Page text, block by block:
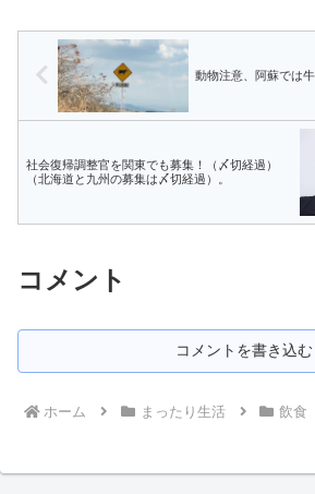
動物注意、阿蘇では牛
社会復帰調整官を関東でも募集！（〆切経過）
（北海道と九州の募集は〆切経過）。
コメント
コメントを書き込む
ホーム まったり生活 飲食